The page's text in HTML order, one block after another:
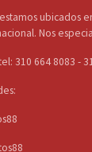
ubicados
Nos
310 664 8083 -